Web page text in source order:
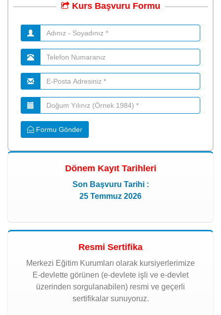
Kurs Başvuru Formu
Formu Gönder
Dönem Kayıt Tarihleri
Son Başvuru Tarihi :
25 Temmuz 2026
Resmi Sertifika
Merkezi Eğitim Kurumları olarak kursiyerlerimize
E-devlette görünen (e-devlete işli ve e-devlet
üzerinden sorgulanabilen) resmi ve geçerli
sertifikalar sunuyoruz.